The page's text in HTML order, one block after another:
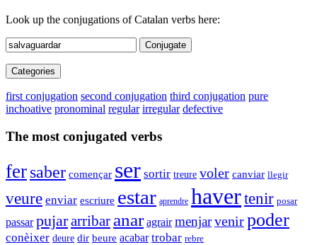
Look up the conjugations of Catalan verbs here:
Conjugate
Categories
first conjugation second conjugation third conjugation pure
inchoative pronominal regular irregular defective
The most conjugated verbs
fersaber començar ser sortir treure voler canviar llegir
veure enviar escriure estar aprendre havertenir posar
passar pujararribar anar agrair menjarvenirpoder
conèixer deure dir beure acabar trobar rebre